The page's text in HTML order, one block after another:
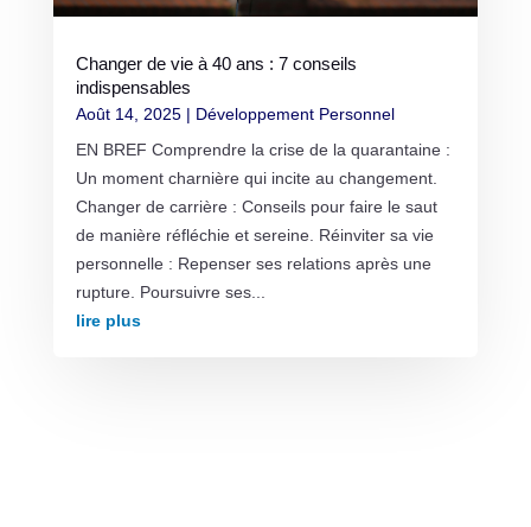
Changer de vie à 40 ans : 7 conseils
indispensables
Août 14, 2025| Développement Personnel
EN BREF Comprendre la crise de la quarantaine :
Un moment charnière qui incite au changement.
Changer de carrière : Conseils pour faire le saut
de manière réfléchie et sereine. Réinviter sa vie
personnelle : Repenser ses relations après une
rupture. Poursuivre ses...
lire plus